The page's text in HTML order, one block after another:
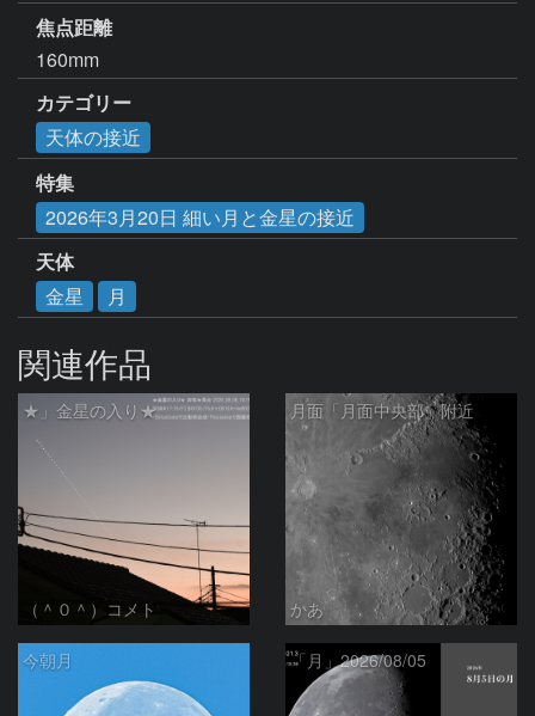
焦点距離
160mm
カテゴリー
天体の接近
特集
2026年3月20日 細い月と金星の接近
天体
金星
月
関連作品
★」金星の入り★
（＾０＾）コメト
月面「月面中央部」附近
かあ
今朝月 「月」2026/08/05